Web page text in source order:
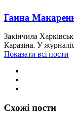
Ганна
Закінчила
Каразіна. У
Показати всі пости
Схожі пости